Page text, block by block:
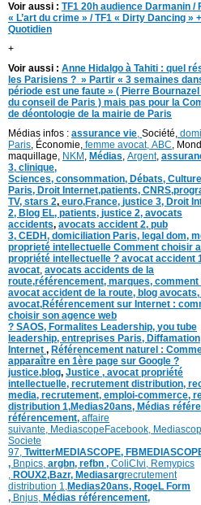
Voir aussi : TF1 20h audience Darmanin /
« L’art du crime » / TF1 « Dirty Dancing »
Quotidien
+
Voir aussi : Anne Hidalgo à Tahiti : quel
les Parisiens ? » Partir « 3 semaines
période est une faute » ( Pierre
du conseil de Paris ) mais pas pour la
de déontologie de la mairie de Paris
Médias infos : assurance vie, Société,
Paris, Économie, femme avocat, ABC,
maquillage, NKM , Médias, Argent,
3, clinique,
Sciences, consommation, Débats,
Paris, Droit Internet,patients,
TV, stars 2, euro,France, justice 3, Droit
2, Blog EL, patients, justice 2, avocats
accidents, avocats accident 2, pub
3, CEDH, domiciliation Paris, legal dom,
proprieté intellectuelle Comment choisir
propriété intellectuelle ? avocat accident
avocat, avocats accidents de la
route,référencement, marques,
avocat accident de la route, blog avocats,
avocat,Référencement sur Internet :
choisir son agence web
? SAOS, Formalites Leadership, you tube
leadership, entreprises Paris, Diffamation
Internet , Référencement naturel :
apparaître en 1ère page sur Google ?
justice,blog, Justice , avocat propriété
intellectuelle, recrutement distribution,
media, recrutement, emploi-commerce,
distribution 1,Medias20ans, Médias
référencement, affaire
suivante, MediascopeFacebook,
Societe
97, TwitterMEDIASCOPE,
, Bnpics, argbn, refbn , ColiCIvi, Remypics
, ROUX2,Bazr, Mediasargrecrutement
distribution 1,Medias20ans, RogeL Form
, Bnjus, Médias référencement,